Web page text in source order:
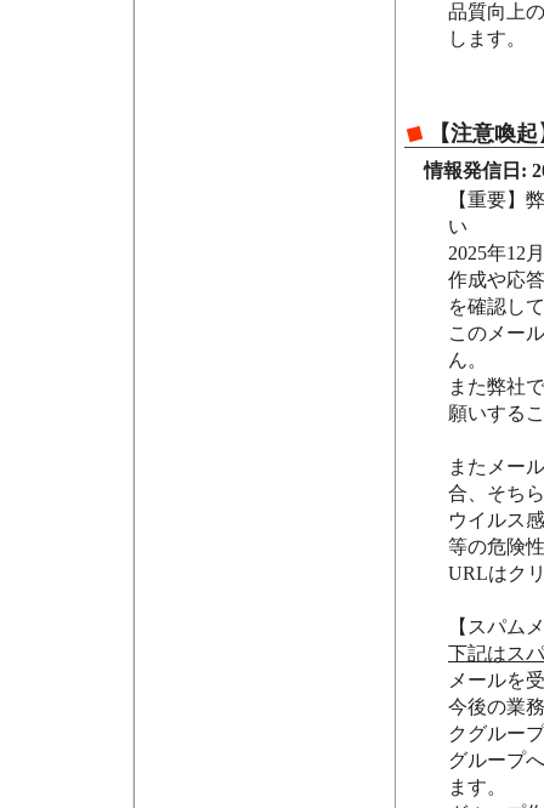
品質向上
します。
【注意喚
情報発信日:
【重要】
い
2025年12
作成や応
を確認し
このメー
ん。
また弊社
願いする
またメー
合、そち
ウイルス
等の危険
URLはク
【スパム
下記はス
メールを
今後の業
クグルー
グループ
ます。